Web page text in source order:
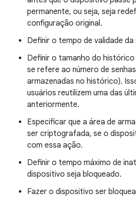
permanente, ou seja, seja
configuração original.
Definir o tempo de validade da
Definir o tamanho do histórico
se refere ao número de
armazenadas no histórico).
usuários reutilizem uma das
anteriormente.
Especificar que a área de
ser criptografada, se o
com essa ação.
Definir o tempo máximo de
dispositivo seja bloqueado.
Fazer o dispositivo ser